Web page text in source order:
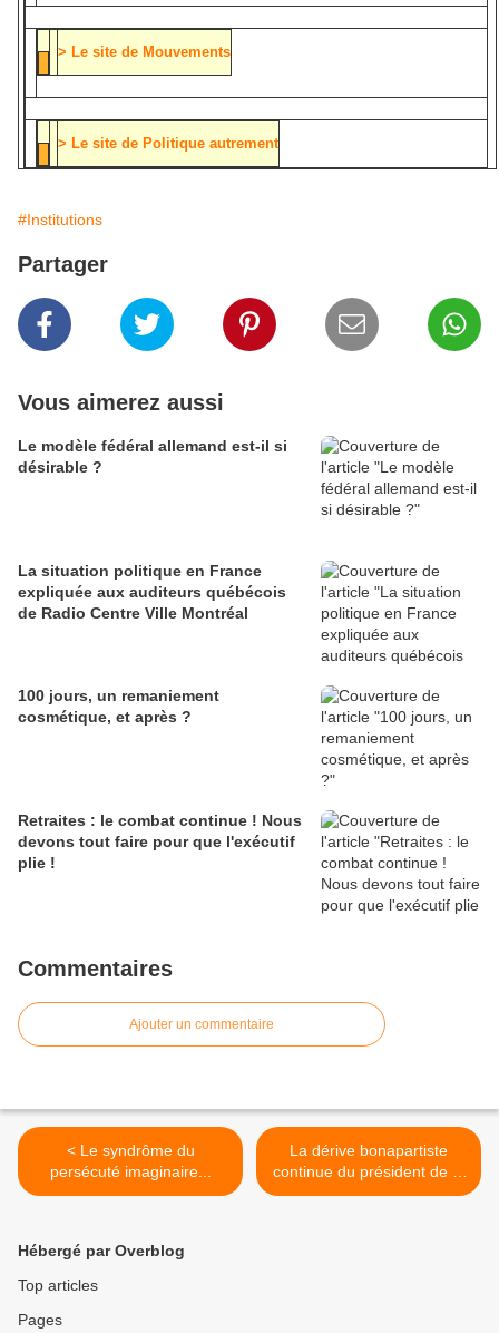
> Le site de Mouvements
> Le site de Politique autrement
#Institutions
Partager
Vous aimerez aussi
Le modèle fédéral allemand est-il si
désirable ?
La situation politique en France
expliquée aux auditeurs québécois
de Radio Centre Ville Montréal
100 jours, un remaniement
cosmétique, et après ?
Retraites : le combat continue ! Nous
devons tout faire pour que l'exécutif
plie !
Commentaires
Ajouter un commentaire
< Le syndrôme du
persécuté imaginaire...
La dérive bonapartiste
continue du président de la
République >
Hébergé par Overblog
Top articles
Pages